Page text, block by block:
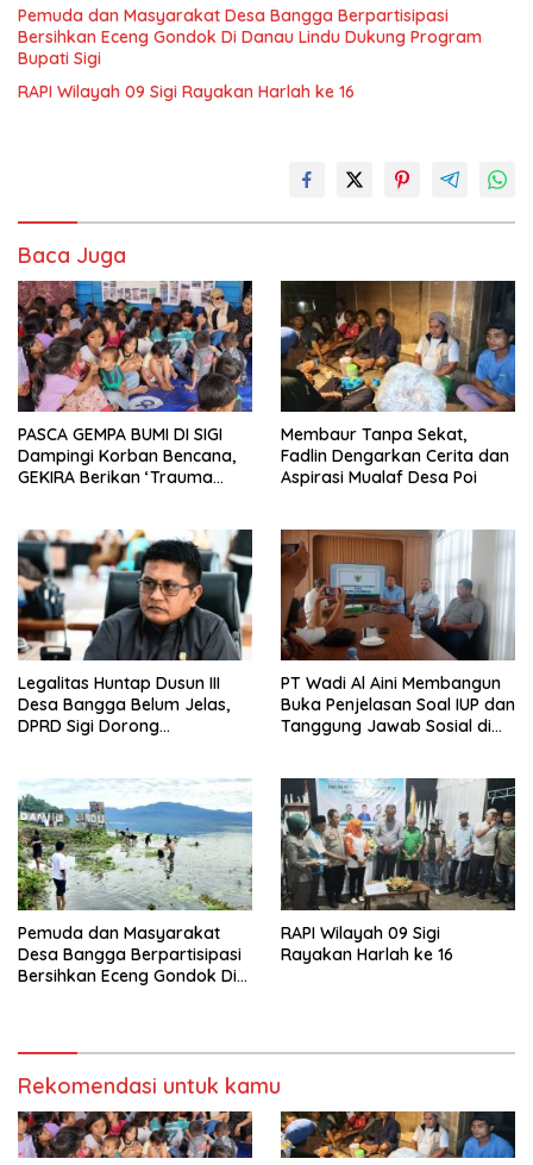
Pemuda dan Masyarakat Desa Bangga Berpartisipasi
Bersihkan Eceng Gondok Di Danau Lindu Dukung Program
Bupati Sigi
RAPI Wilayah 09 Sigi Rayakan Harlah ke 16
Baca Juga
PASCA GEMPA BUMI DI SIGI
Dampingi Korban Bencana,
GEKIRA Berikan ‘Trauma
Membaur Tanpa Sekat,
Fadlin Dengarkan Cerita dan
Aspirasi Mualaf Desa Poi
Legalitas Huntap Dusun III
Desa Bangga Belum Jelas,
DPRD Sigi Dorong
PT Wadi Al Aini Membangun
Buka Penjelasan Soal IUP dan
Tanggung Jawab Sosial di
Pemuda dan Masyarakat
Desa Bangga Berpartisipasi
Bersihkan Eceng Gondok Di
RAPI Wilayah 09 Sigi
Rayakan Harlah ke 16
Rekomendasi untuk kamu